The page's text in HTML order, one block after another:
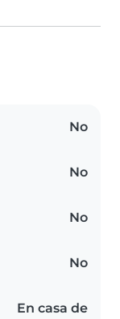
No
No
No
No
En casa de